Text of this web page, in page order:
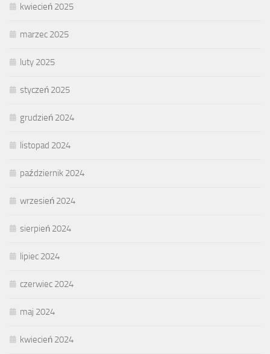
kwiecień 2025
marzec 2025
luty 2025
styczeń 2025
grudzień 2024
listopad 2024
październik 2024
wrzesień 2024
sierpień 2024
lipiec 2024
czerwiec 2024
maj 2024
kwiecień 2024